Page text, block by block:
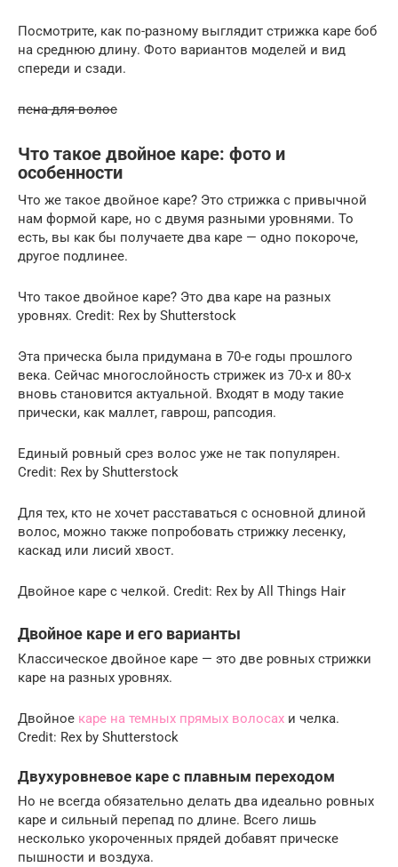
Посмотрите, как по-разному выглядит стрижка каре боб
на среднюю длину. Фото вариантов моделей и вид
спереди и сзади.
пена для волос
Что такое двойное каре: фото и
особенности
Что же такое двойное каре? Это стрижка с привычной
нам формой каре, но с двумя разными уровнями. То
есть, вы как бы получаете два каре — одно покороче,
другое подлинее.
Что такое двойное каре? Это два каре на разных
уровнях. Credit: Rex by Shutterstock
Эта прическа была придумана в 70-е годы прошлого
века. Сейчас многослойность стрижек из 70-х и 80-х
вновь становится актуальной. Входят в моду такие
прически, как маллет, гаврош, рапсодия.
Единый ровный срез волос уже не так популярен.
Credit: Rex by Shutterstock
Для тех, кто не хочет расставаться с основной длиной
волос, можно также попробовать стрижку лесенку,
каскад или лисий хвост.
Двойное каре с челкой. Credit: Rex by All Things Hair
Двойное каре и его варианты
Классическое двойное каре — это две ровных стрижки
каре на разных уровнях.
Двойное каре на темных прямых волосах и челка.
Credit: Rex by Shutterstock
Двухуровневое каре с плавным переходом
Но не всегда обязательно делать два идеально ровных
каре и сильный перепад по длине. Всего лишь
несколько укороченных прядей добавят прическе
пышности и воздуха.